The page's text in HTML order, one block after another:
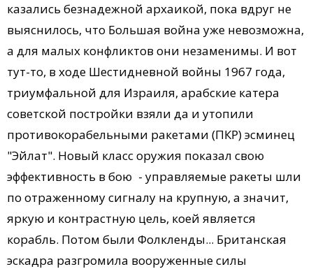
казались безнадежной архаикой, пока вдруг не
выяснилось, что Большая война уже невозможна,
а для малых конфликтов они незаменимы. И вот
тут-то, в ходе Шестидневной войны 1967 года,
триумфальной для Израиля, арабские катера
советской постройки взяли да и утопили
противокорабельными ракетами (ПКР) эсминец
"Эйлат". Новый класс оружия показал свою
эффективность в бою - управляемые ракеты шли
по отраженному сигналу на крупную, а значит,
яркую и контрастную цель, коей является
корабль. Потом были Фолк­ленды... Британская
эскадра разгромила вооруженные си­лы